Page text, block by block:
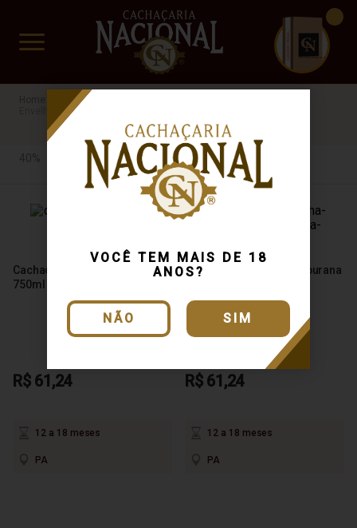
VOCÊ TEM MAIS DE 18
ANOS?
NÃO SIM
www.cachacarianacional.com.br
CUIDADO FRÁGIL
Cachaça
Envelhecida
Cachaça Indiazinha Carvalho
750ml
R$ 61,24
12 a 18 meses
PA
Cachaça Indiazinha Amburana
R$ 61,24
12 a 18 meses
PA